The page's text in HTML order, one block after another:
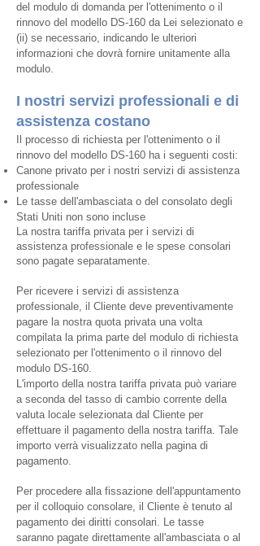
del modulo di domanda per l'ottenimento o il
rinnovo del modello DS-160 da Lei selezionato e
(ii) se necessario, indicando le ulteriori
informazioni che dovrà fornire unitamente alla
modulo.
I nostri servizi professionali e di
assistenza costano
Il processo di richiesta per l'ottenimento o il
rinnovo del modello DS-160 ha i seguenti costi:
Canone privato per i nostri servizi di assistenza
professionale
Le tasse dell'ambasciata o del consolato degli
Stati Uniti non sono incluse
La nostra tariffa privata per i servizi di
assistenza professionale e le spese consolari
sono pagate separatamente.
Per ricevere i servizi di assistenza
professionale, il Cliente deve preventivamente
pagare la nostra quota privata una volta
compilata la prima parte del modulo di richiesta
selezionato per l'ottenimento o il rinnovo del
modulo DS-160.
L'importo della nostra tariffa privata può variare
a seconda del tasso di cambio corrente della
valuta locale selezionata dal Cliente per
effettuare il pagamento della nostra tariffa. Tale
importo verrà visualizzato nella pagina di
pagamento.
Per procedere alla fissazione dell'appuntamento
per il colloquio consolare, il Cliente è tenuto al
pagamento dei diritti consolari. Le tasse
saranno pagate direttamente all'ambasciata o al